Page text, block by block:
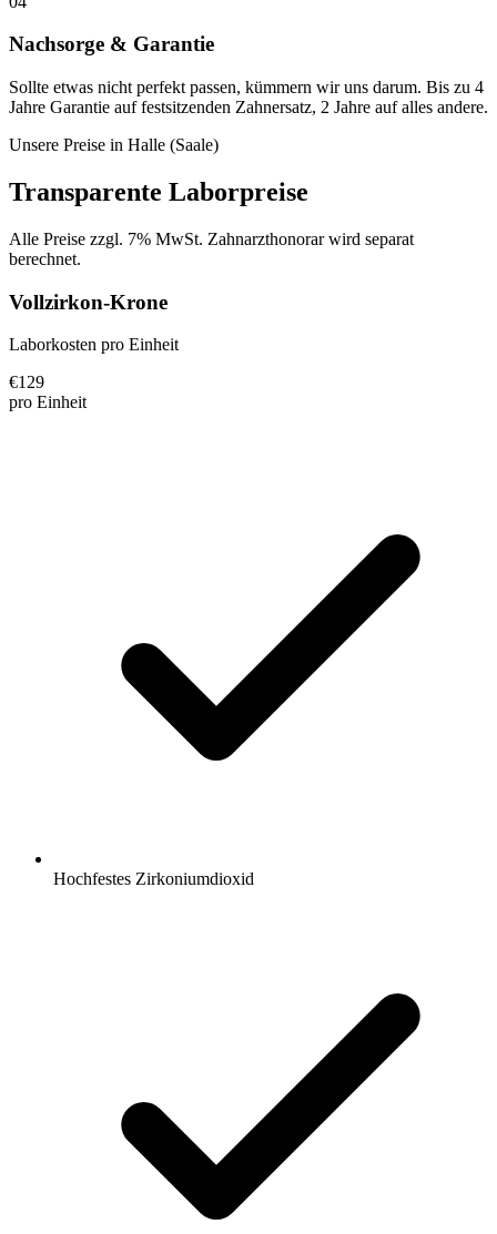
Nachsorge & Garantie
Sollte etwas nicht perfekt passen, kümmern wir uns darum. Bis zu 4
Jahre Garantie auf festsitzenden Zahnersatz, 2 Jahre auf alles andere.
Unsere Preise in Halle (Saale)
Transparente Laborpreise
Alle Preise zzgl. 7% MwSt. Zahnarzthonorar wird separat
berechnet.
Vollzirkon-Krone
Laborkosten pro Einheit
€129
pro Einheit
Hochfestes Zirkoniumdioxid